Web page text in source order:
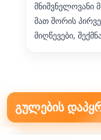
მნიშვნელოვანი
მათ შორის
მიღწევები,
გულების